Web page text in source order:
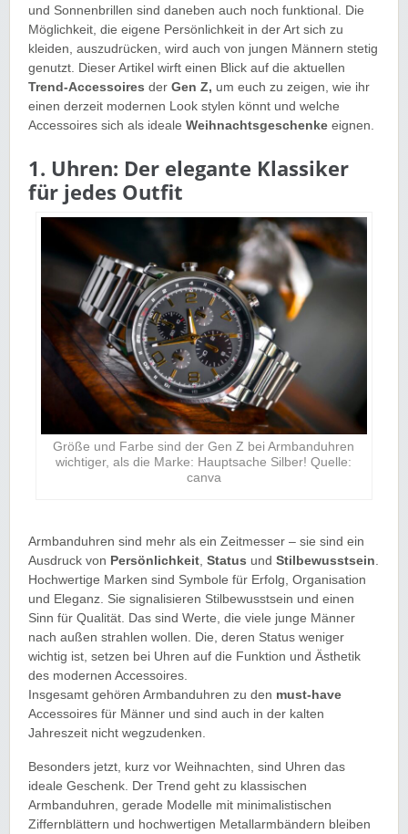
und Sonnenbrillen sind daneben auch noch funktional. Die
Möglichkeit, die eigene Persönlichkeit in der Art sich zu
kleiden, auszudrücken, wird auch von jungen Männern stetig
genutzt. Dieser Artikel wirft einen Blick auf die aktuellen
Trend-Accessoires der Gen Z, um euch zu zeigen, wie ihr
einen derzeit modernen Look stylen könnt und welche
Accessoires sich als ideale Weihnachtsgeschenke eignen.
1. Uhren: Der elegante Klassiker
für jedes Outfit
Größe und Farbe sind der Gen Z bei Armbanduhren
wichtiger, als die Marke: Hauptsache Silber! Quelle:
canva
Armbanduhren sind mehr als ein Zeitmesser – sie sind ein
Ausdruck von Persönlichkeit, Status und Stilbewusstsein.
Hochwertige Marken sind Symbole für Erfolg, Organisation
und Eleganz. Sie signalisieren Stilbewusstsein und einen
Sinn für Qualität. Das sind Werte, die viele junge Männer
nach außen strahlen wollen. Die, deren Status weniger
wichtig ist, setzen bei Uhren auf die Funktion und Ästhetik
des modernen Accessoires.
Insgesamt gehören Armbanduhren zu den must-have
Accessoires für Männer und sind auch in der kalten
Jahreszeit nicht wegzudenken.
Besonders jetzt, kurz vor Weihnachten, sind Uhren das
ideale Geschenk. Der Trend geht zu klassischen
Armbanduhren, gerade Modelle mit minimalistischen
Ziffernblättern und hochwertigen Metallarmbändern bleiben